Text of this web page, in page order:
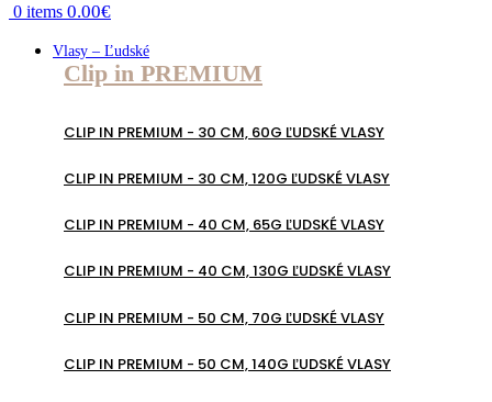
0 items 0.00€
Vlasy – Ľudské
Clip in PREMIUM
CLIP IN PREMIUM - 30 CM, 60G ĽUDSKÉ VLASY
CLIP IN PREMIUM - 30 CM, 120G ĽUDSKÉ VLASY
CLIP IN PREMIUM - 40 CM, 65G ĽUDSKÉ VLASY
CLIP IN PREMIUM - 40 CM, 130G ĽUDSKÉ VLASY
CLIP IN PREMIUM - 50 CM, 70G ĽUDSKÉ VLASY
CLIP IN PREMIUM - 50 CM, 140G ĽUDSKÉ VLASY